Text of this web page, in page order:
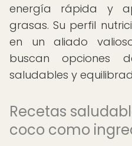
energía rápida y
grasas. Su perfil
en un aliado
buscan opciones
saludables y
Recetas
coco como